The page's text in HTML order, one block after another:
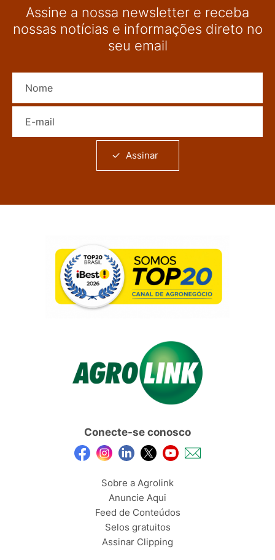
Assine a nossa newsletter e receba
nossas notícias e informações direto no
seu email
Assinar
Conecte-se conosco
Sobre a Agrolink
Anuncie Aqui
Feed de Conteúdos
Selos gratuitos
Assinar Clipping